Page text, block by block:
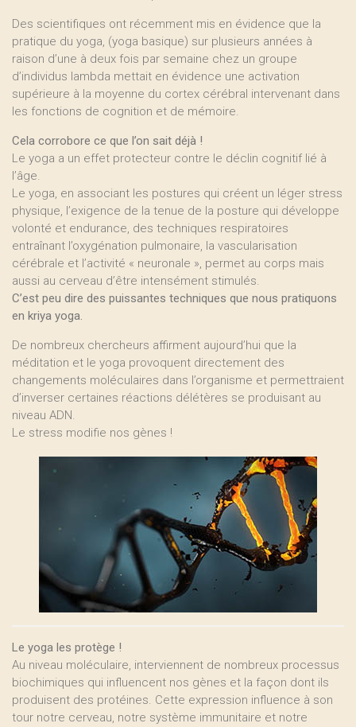
Des scientifiques ont récemment mis en évidence que la
pratique du yoga, (yoga basique) sur plusieurs années à
raison d’une à deux fois par semaine chez un groupe
d’individus lambda mettait en évidence une activation
supérieure à la moyenne du cortex cérébral intervenant dans
les fonctions de cognition et de mémoire.
Cela corrobore ce que l’on sait déjà !
Le yoga a un effet protecteur contre le déclin cognitif lié à
l’âge.
Le yoga, en associant les postures qui créent un léger stress
physique, l’exigence de la tenue de la posture qui développe
volonté et endurance, des techniques respiratoires
entraînant l’oxygénation pulmonaire, la vascularisation
cérébrale et l’activité « neuronale », permet au corps mais
aussi au cerveau d’être intensément stimulés.
C’est peu dire des puissantes techniques que nous pratiquons
en kriya yoga.
De nombreux chercheurs affirment aujourd’hui que la
méditation et le yoga provoquent directement des
changements moléculaires dans l’organisme et permettraient
d’inverser certaines réactions délétères se produisant au
niveau ADN.
Le stress modifie nos gènes !
Le yoga les protège !
Au niveau moléculaire, interviennent de nombreux processus
biochimiques qui influencent nos gènes et la façon dont ils
produisent des protéines. Cette expression influence à son
tour notre cerveau, notre système immunitaire et notre